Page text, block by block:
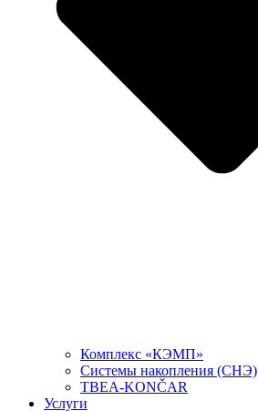
Комплекс «КЭМП»
Системы накопления (СНЭ)
TBEA-KONČAR
Услуги